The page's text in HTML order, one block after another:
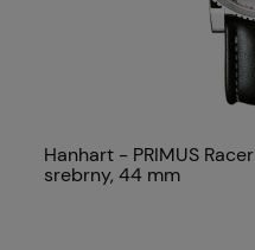
Hanhart - PRIMUS Racer
srebrny, 44 mm